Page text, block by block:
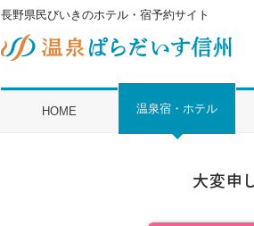
長野県民びいきのホテル・宿予約サイト
HOME 温泉宿・ホテル
大変申